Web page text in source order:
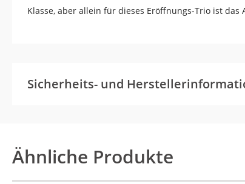
Klasse, aber allein für dieses Eröffnungs-Trio ist
Sicherheits- und
Ähnliche Produkte